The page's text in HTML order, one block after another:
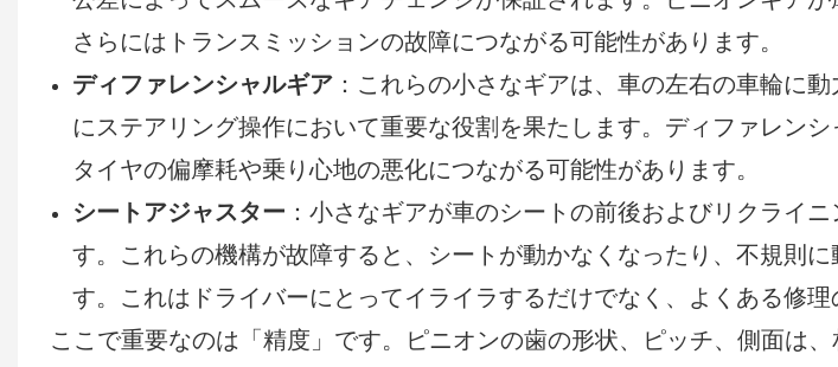
さらにはトランスミッションの故障につながる可能性があります。
ディファレンシャルギア ：これらの小さなギアは、車の左右の車輪に
にステアリング操作において重要な役割を果たします。ディファレンシ
タイヤの偏摩耗や乗り心地の悪化につながる可能性があります。
シートアジャスター ：小さなギアが車のシートの前後およびリクライ
す。これらの機構が故障すると、シートが動かなくなったり、不規則に
す。これはドライバーにとってイライラするだけでなく、よくある修理
ここで重要なのは「精度」です。ピニオンの歯の形状、ピッチ、側面は